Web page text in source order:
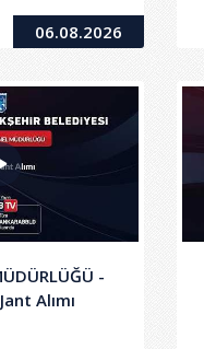
06.08.2026
-
Alımı